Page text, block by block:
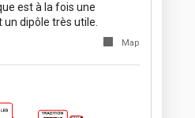
est à la fois une
dipôle très utile.
Map